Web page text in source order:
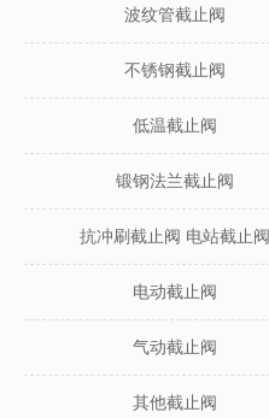
波纹管截止阀
不锈钢截止阀
低温截止阀
锻钢法兰截止阀
抗冲刷截止阀 电站截止阀
电动截止阀
气动截止阀
其他截止阀